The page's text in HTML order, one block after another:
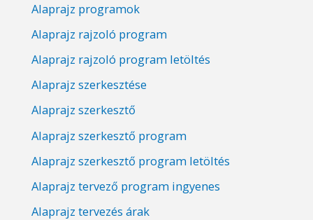
Alaprajz programok
Alaprajz rajzoló program
Alaprajz rajzoló program letöltés
Alaprajz szerkesztése
Alaprajz szerkesztő
Alaprajz szerkesztő program
Alaprajz szerkesztő program letöltés
Alaprajz tervező program ingyenes
Alaprajz tervezés árak